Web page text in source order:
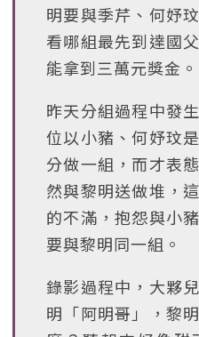
明要與季芹、何妤
看哪組最先到達國
能拿到三萬元獎金。
昨天分組過程中發
位以小豬、何妤玟
分做一組，而才表
然與黎明送做堆，
的不滿，抱怨與小
要與黎明同一組。
錄影過程中，大夥
明「阿明哥」，黎